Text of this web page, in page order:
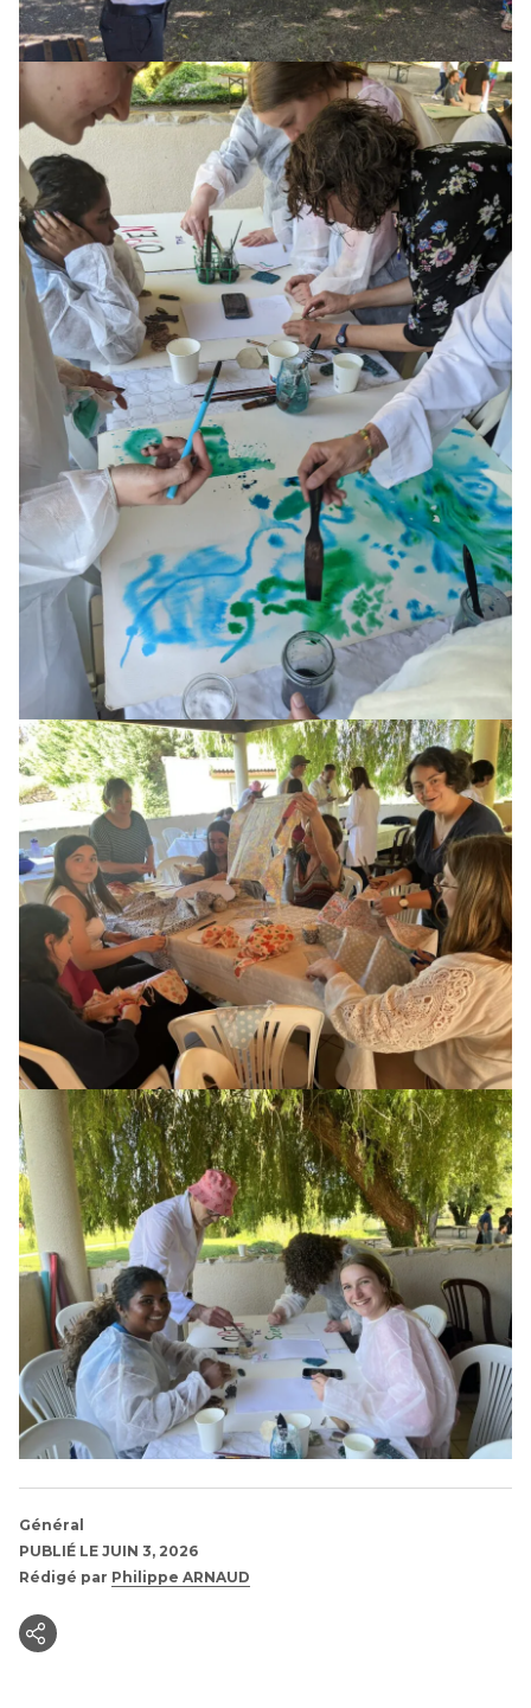
Général
PUBLIÉ LE JUIN 3, 2026
Rédigé par Philippe ARNAUD